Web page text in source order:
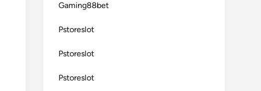
Gaming88bet
Pstoreslot
Pstoreslot
Pstoreslot